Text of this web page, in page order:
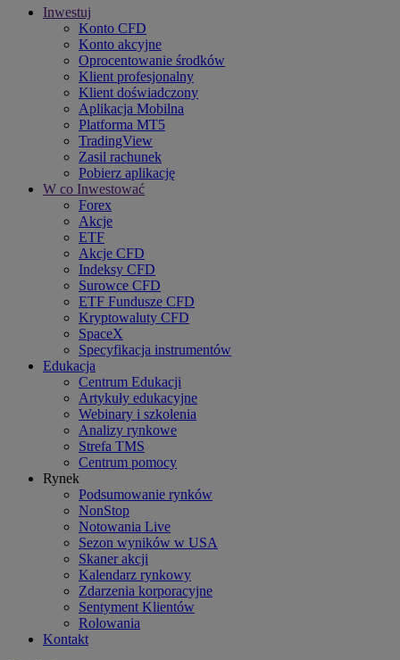
Inwestuj
Konto CFD
Konto akcyjne
Oprocentowanie środków
Klient profesjonalny
Klient doświadczony
Aplikacja Mobilna
Platforma MT5
TradingView
Zasil rachunek
Pobierz aplikację
W co Inwestować
Forex
Akcje
ETF
Akcje CFD
Indeksy CFD
Surowce CFD
ETF Fundusze CFD
Kryptowaluty CFD
SpaceX
Specyfikacja instrumentów
Edukacja
Centrum Edukacji
Artykuły edukacyjne
Webinary i szkolenia
Analizy rynkowe
Strefa TMS
Centrum pomocy
Rynek
Podsumowanie rynków
NonStop
Notowania Live
Sezon wyników w USA
Skaner akcji
Kalendarz rynkowy
Zdarzenia korporacyjne
Sentyment Klientów
Rolowania
Kontakt